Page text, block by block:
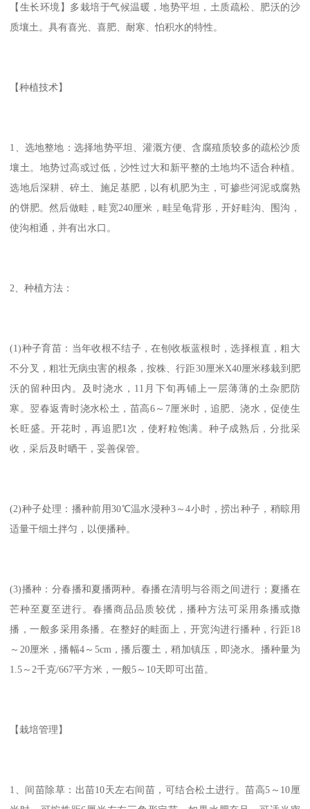
【生长环境】多栽培于气候温暖，地势平坦，土质疏松、肥沃的沙
质壤土。具有喜光、喜肥、耐寒、怕积水的特性。
【种植技术】
1、选地整地：选择地势平坦、灌溉方便、含腐殖质较多的疏松沙质
壤土。地势过高或过低，沙性过大和新平整的土地均不适合种植。
选地后深耕、碎土、施足基肥，以有机肥为主，可掺些河泥或腐熟
的饼肥。然后做畦，畦宽240厘米，畦呈龟背形，开好畦沟、围沟，
使沟相通，并有出水口。
2、种植方法：
(1)种子育苗：当年收根不结子，在刨收板蓝根时，选择根直，粗大
不分叉，粗壮无病虫害的根条，按株、行距30厘米X40厘米移栽到肥
沃的留种田内。及时浇水，11月下旬再铺上一层薄薄的土杂肥防
寒。翌春返青时浇水松土，苗高6～7厘米时，追肥、浇水，促使生
长旺盛。开花时，再追肥1次，使籽粒饱满。种子成熟后，分批采
收，采后及时晒干，妥善保管。
(2)种子处理：播种前用30℃温水浸种3～4小时，捞出种子，稍晾用
适量干细土拌匀，以便播种。
(3)播种：分春播和夏播两种。春播在清明与谷雨之间进行；夏播在
芒种至夏至进行。春播商品品质较优，播种方法可采用条播或撒
播，一般多采用条播。在整好的畦面上，开宽沟进行播种，行距18
～20厘米，播幅4～5cm，播后覆土，稍加镇压，即浇水。播种量为
1.5～2千克/667平方米，一般5～10天即可出苗。
【栽培管理】
1、间苗除草：出苗10天左右间苗，可结合松土进行。苗高5～10厘